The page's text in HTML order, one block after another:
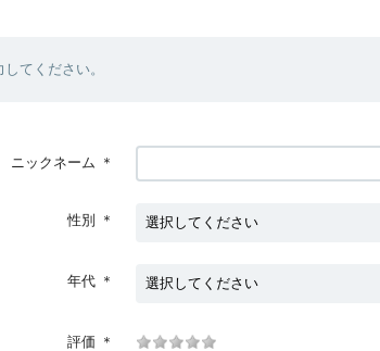
てください。
ニックネーム ＊
性別 ＊
年代 ＊
評価 ＊